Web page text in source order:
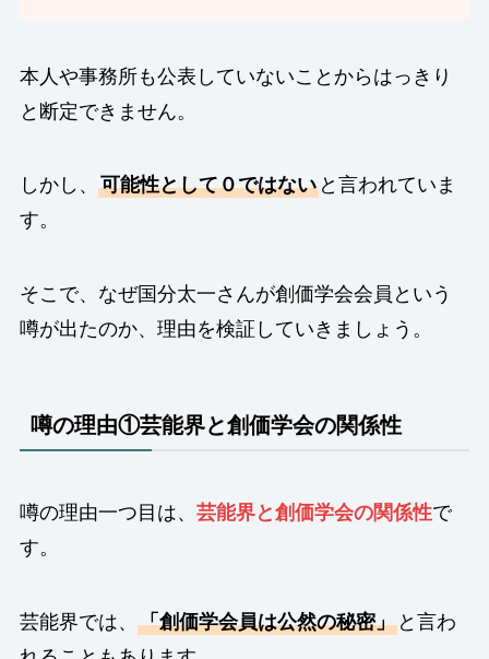
本人や事務所も公表していないことからはっきり
と断定できません。
しかし、 可能性として０ではないと言われていま
す。
そこで、なぜ国分太一さんが創価学会会員という
噂が出たのか、理由を検証していきましょう。
噂の理由①芸能界と創価学会の関係性
噂の理由一つ目は、 芸能界と創価学会の関係性で
す。
芸能界では、 「創価学会員は公然の秘密」と言わ